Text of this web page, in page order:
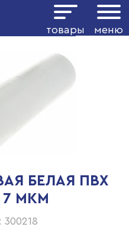
товары меню
БЕЛАЯ ПВХ
МКМ
300218